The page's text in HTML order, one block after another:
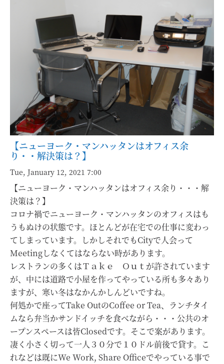
【ニューヨーク・マンハッタンはオフィス余
り・・解決策は？】
Tue, January 12, 2021 7:00
【ニューヨーク・マンハッタンはオフィス余り・・・解
決策は？】
コロナ禍でニューヨーク・マンハッタンのオフィスはも
うもぬけの状態です。ほとんどが在宅での仕事に変わっ
てしまっています。しかしそれでもCityで人会って
Meetingしなくてはならない時があります。
レストランの多くはＴａｋｅ Ｏｕｔが許されています
が、中には道路で小屋を作ってやっている所も多々あり
ますが、寒い冬はなかんかしんどいですね。
何処かで座ってTake OutのCoffee or Tea、ランチタイ
ムなら弁当かサンドイッチを食べながら・・・公共のオ
ープンスペースは皆Closedです。そこで案があります。
凄く小さく切って一人３０分で１０ドル前後で貸す。こ
れなどは既にWe Work, Share Officeでやっている事で